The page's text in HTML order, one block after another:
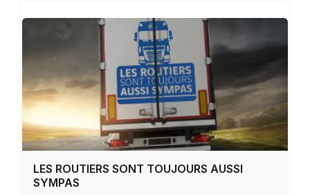
LES ROUTIERS SONT TOUJOURS AUSSI
SYMPAS